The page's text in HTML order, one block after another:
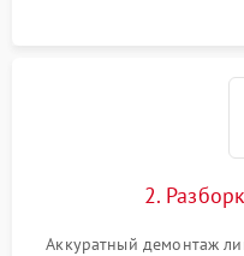
2.
Аккуратный демонтаж